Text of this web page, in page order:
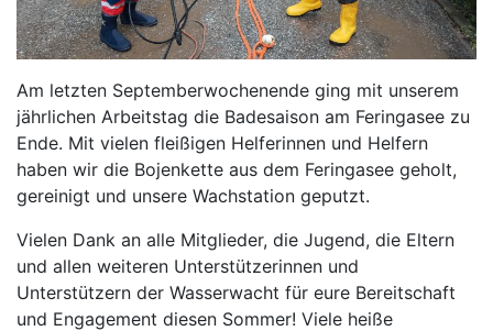
Am letzten Septemberwochenende ging mit unserem
jährlichen Arbeitstag die Badesaison am Feringasee zu
Ende. Mit vielen fleißigen Helferinnen und Helfern
haben wir die Bojenkette aus dem Feringasee geholt,
gereinigt und unsere Wachstation geputzt.
Vielen Dank an alle Mitglieder, die Jugend, die Eltern
und allen weiteren Unterstützerinnen und
Unterstützern der Wasserwacht für eure Bereitschaft
und Engagement diesen Sommer! Viele heiße